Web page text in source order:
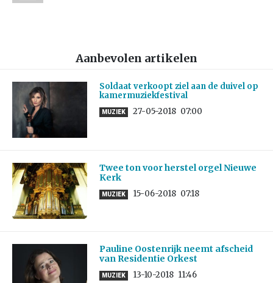
Aanbevolen artikelen
Soldaat verkoopt ziel aan de duivel op
kamermuziekfestival
MUZIEK 27-05-2018 07:00
Twee ton voor herstel orgel Nieuwe
Kerk
MUZIEK 15-06-2018 07:18
Pauline Oostenrijk neemt afscheid
van Residentie Orkest
MUZIEK 13-10-2018 11:46